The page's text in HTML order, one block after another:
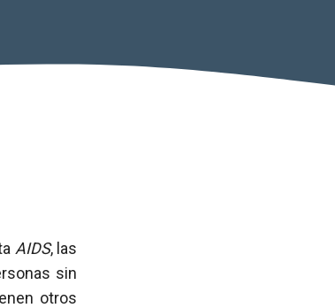
AIDS, las
sin
otros